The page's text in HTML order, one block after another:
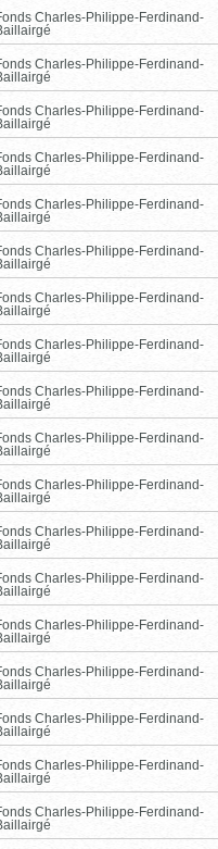
Charles-Philippe-Ferdinand-
Charles-Philippe-Ferdinand-
Charles-Philippe-Ferdinand-
Charles-Philippe-Ferdinand-
Charles-Philippe-Ferdinand-
Charles-Philippe-Ferdinand-
Charles-Philippe-Ferdinand-
Charles-Philippe-Ferdinand-
Charles-Philippe-Ferdinand-
Charles-Philippe-Ferdinand-
Charles-Philippe-Ferdinand-
Charles-Philippe-Ferdinand-
Charles-Philippe-Ferdinand-
Charles-Philippe-Ferdinand-
Charles-Philippe-Ferdinand-
Charles-Philippe-Ferdinand-
Charles-Philippe-Ferdinand-
Charles-Philippe-Ferdinand-